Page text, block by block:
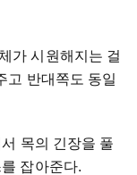
가 시원해지는 걸
고 반대쪽도 동일
목의 긴장을 풀
잡아준다.